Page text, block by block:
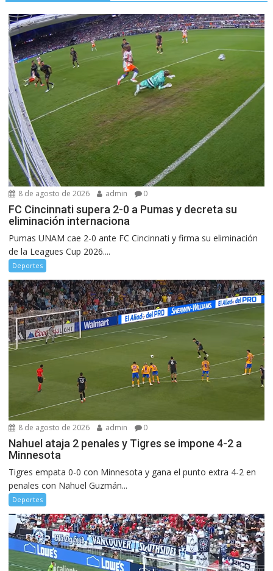
8 de agosto de 2026 admin 0
FC Cincinnati supera 2-0 a Pumas y decreta su
eliminación internaciona
Pumas UNAM cae 2-0 ante FC Cincinnati y firma su eliminación
de la Leagues Cup 2026....
Deportes
8 de agosto de 2026 admin 0
Nahuel ataja 2 penales y Tigres se impone 4-2 a
Minnesota
Tigres empata 0-0 con Minnesota y gana el punto extra 4-2 en
penales con Nahuel Guzmán...
Deportes